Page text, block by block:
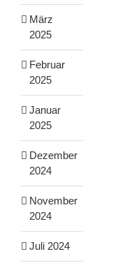
März
2025
Februar
2025
Januar
2025
Dezember
2024
November
2024
Juli 2024